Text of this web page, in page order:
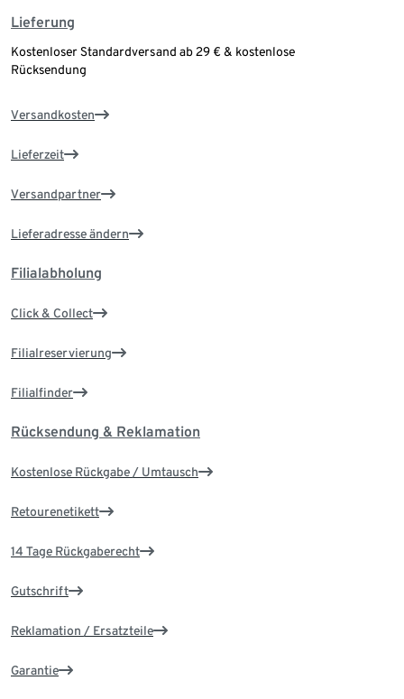
Lieferung
Kostenloser Standardversand ab 29 € & kostenlose
Rücksendung
Versandkosten
Lieferzeit
Versandpartner
Lieferadresse ändern
Filialabholung
Click & Collect
Filialreservierung
Filialfinder
Rücksendung & Reklamation
Kostenlose Rückgabe / Umtausch
Retourenetikett
14 Tage Rückgaberecht
Gutschrift
Reklamation / Ersatzteile
Garantie